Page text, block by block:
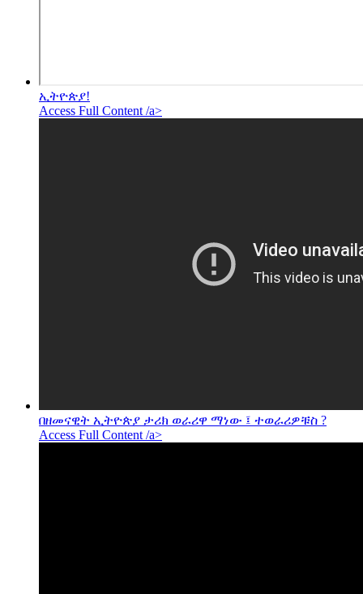
ኢትዮጵያ!
Access Full Content /a>
በዘመናዊት ኢትዮጵያ ታሪክ ወራሪዋ ማነው ፤ ተወራሪዎቹስ ?
Access Full Content /a>